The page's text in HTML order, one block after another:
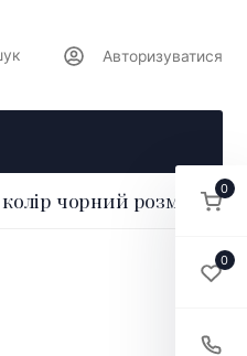
Авторизуватися
колір чорний розмір 400
0